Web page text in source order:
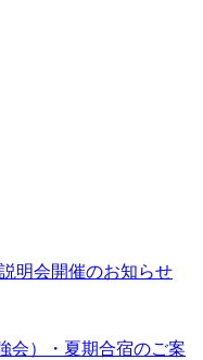
明会開催のお知らせ
会）・夏期合宿のご案